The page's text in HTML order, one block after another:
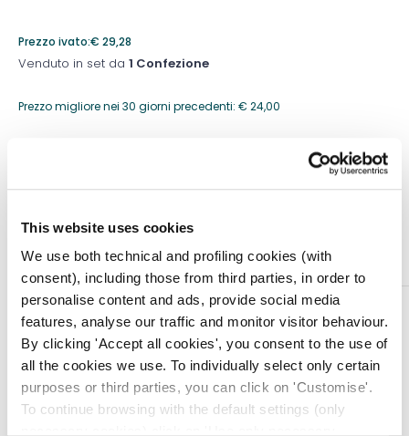
This website uses cookies
We use both technical and profiling cookies (with
consent), including those from third parties, in order to
personalise content and ads, provide social media
features, analyse our traffic and monitor visitor behaviour.
By clicking 'Accept all cookies', you consent to the use of
all the cookies we use. To individually select only certain
purposes or third parties, you can click on 'Customise'.
To continue browsing with the default settings (only
Prezzo ivato:€ 29,28
Venduto in set da 1 Confezione
Prezzo migliore nei 30 giorni precedenti: € 24,00
Aggiungi al carrello
DESCRIZIONE
Gambaletti, calze e collant progettati per le donne
dinamiche di oggi che necessitano di una
compressione elastica senza rinunciare allo stile.